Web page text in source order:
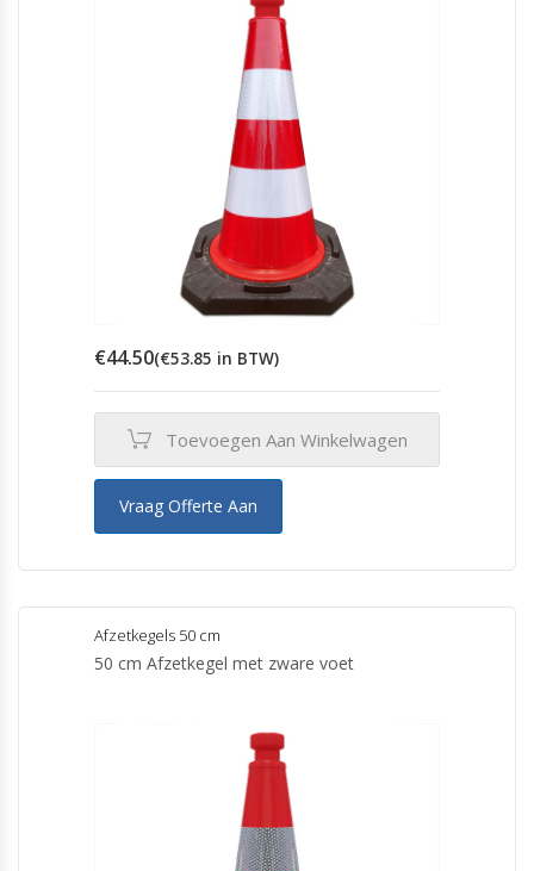
€44.50(€53.85 in BTW)
Toevoegen Aan Winkelwagen
Vraag Offerte Aan
Afzetkegels 50 cm
50 cm Afzetkegel met zware voet